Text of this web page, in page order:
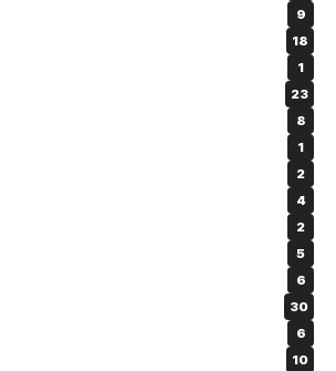
9
18
1
23
8
1
2
4
2
5
6
30
6
10